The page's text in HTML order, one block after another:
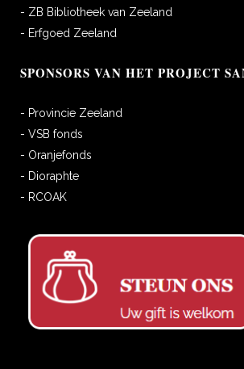
- ZB Bibliotheek van Zeeland
- Erfgoed Zeeland
SPONSORS VAN HET PROJECT
- Provincie Zeeland
- VSB fonds
- Oranjefonds
- Dioraphte
- RCOAK